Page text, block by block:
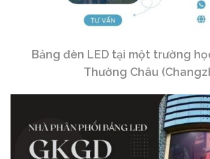
Bảng đèn LED tại một trường
Thường Châu